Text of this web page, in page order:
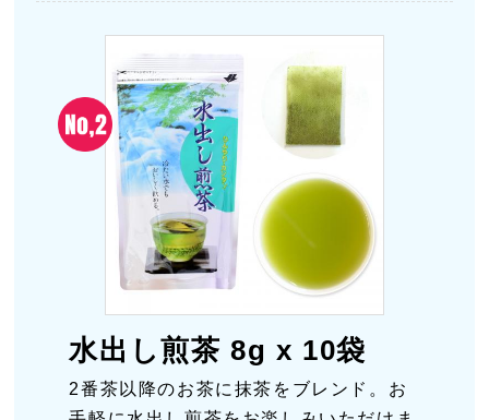
水出し煎茶 8g x 10袋
2番茶以降のお茶に抹茶をブレンド。お